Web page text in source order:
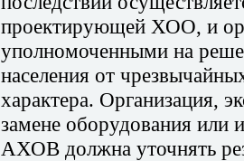
проектирующей ХОО, и
уполномоченными на
населения от
характера. Организация,
замене оборудования или
АХОВ должна уточнять